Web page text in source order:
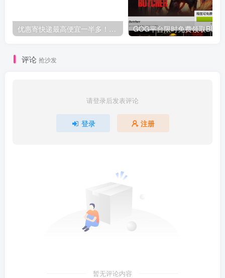
评论 抢沙发
请登录后发表评论
登录 注册
暂无评论内容